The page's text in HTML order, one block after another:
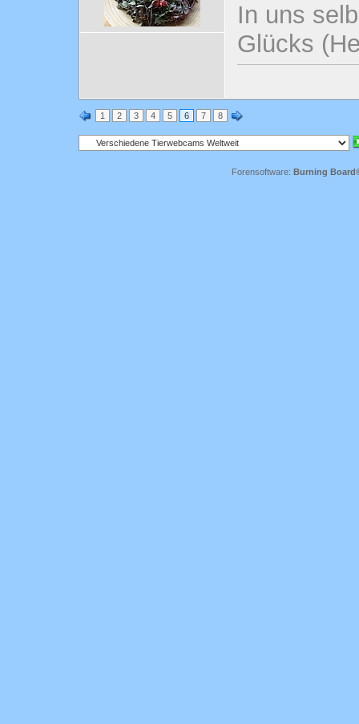
In uns
Glücks
1 2 3 4 5 6 7 8
Forensoftware: Burning